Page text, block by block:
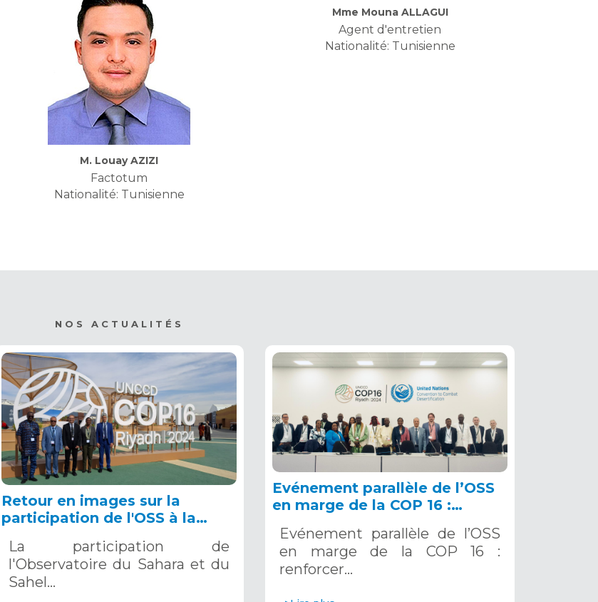
M. Louay AZIZI
Factotum
Nationalité: Tunisienne
Mme Mouna ALLAGUI
Agent d'entretien
Nationalité: Tunisienne
NOS ACTUALITÉS
Retour en images sur la
participation de l'OSS à la
2024 à Riyad, en Arabie
Saoudite
La participation de
l'Observatoire du Sahara et du
Sahel…
Evénement parallèle de l’OSS
en marge de la COP 16 :
grâce aux Systèmes d’Alerte
Précoce Multirisques. 12
décembre 2024
Evénement parallèle de l’OSS
en marge de la COP 16 :
renforcer…